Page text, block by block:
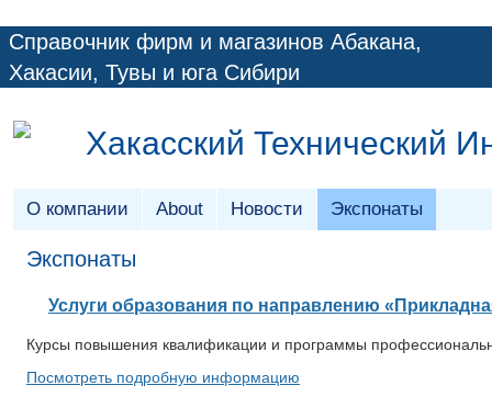
Справочник фирм и магазинов Абакана,
Хакасии, Тувы и юга Сибири
Хакасский Технический
О компании About Новости Экспонаты
Экспонаты
Услуги образования по направлению
Курсы повышения квалификации и программы
Посмотреть подробную информацию